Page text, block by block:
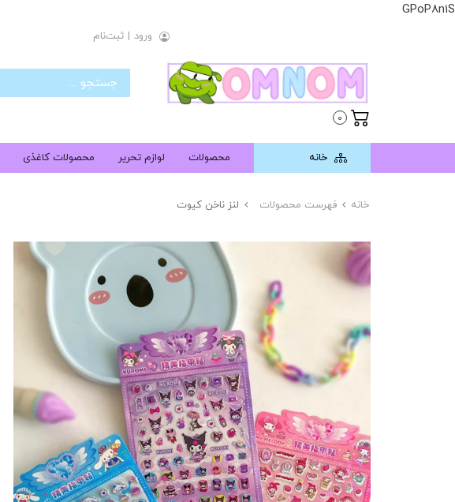
GPoP8n1S
ورود | ثبت‌نام
0
خانه محصولات لوازم تحریر محصولات کاغذی
خانه فهرست محصولات لنز ناخن کیوت